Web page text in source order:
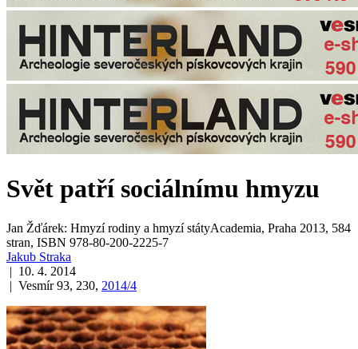
Svět patří sociálnímu hmyzu
Jan Žďárek: Hmyzí rodiny a hmyzí státyAcademia, Praha 2013, 584
stran, ISBN 978-80-200-2225-7
Jakub Straka
| 10. 4. 2014
| Vesmír 93, 230, 2014/4